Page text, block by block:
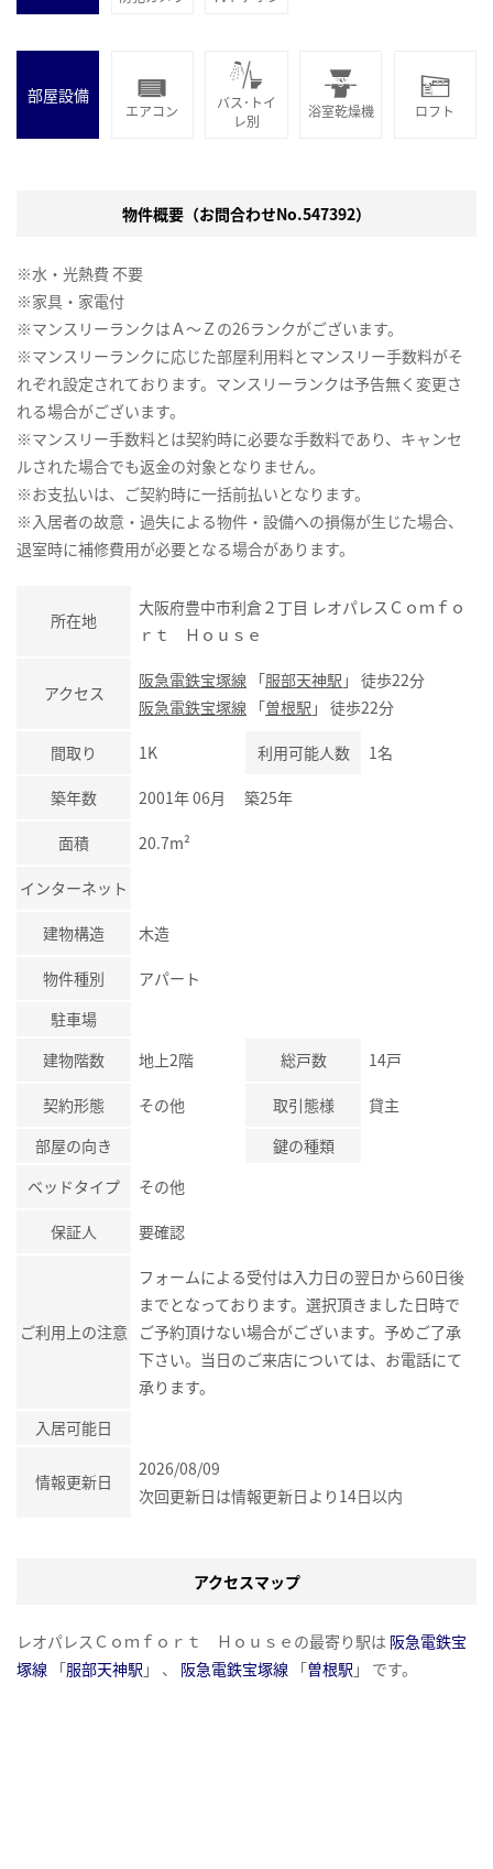
部屋設備
エアコン
バス･トイ
レ別
浴室乾燥機 ロフト
物件概要（お問合わせNo.547392）
※水・光熱費 不要
※家具・家電付
※マンスリーランクはＡ～Ｚの26ランクがございます。
※マンスリーランクに応じた部屋利用料とマンスリー手数料がそ
れぞれ設定されております。マンスリーランクは予告無く変更さ
れる場合がございます。
※マンスリー手数料とは契約時に必要な手数料であり、キャンセ
ルされた場合でも返金の対象となりません。
※お支払いは、ご契約時に一括前払いとなります。
※入居者の故意・過失による物件・設備への損傷が生じた場合、
退室時に補修費用が必要となる場合があります。
所在地
大阪府豊中市利倉２丁目 レオパレスＣｏｍｆｏ
ｒｔ Ｈｏｕｓｅ
アクセス
阪急電鉄宝塚線 「服部天神駅 」 徒歩22分
阪急電鉄宝塚線 「曽根駅 」 徒歩22分
間取り 1K 利用可能人数 1名
築年数 2001年 06月 築25年
面積 20.7m²
インターネット
建物構造 木造
物件種別
アパート
駐車場
建物階数
地上2階 総戸数 14戸
契約形態 その他 取引態様
貸主
部屋の向き
鍵の種類
ベッドタイプ
その他
保証人 要確認
ご利用上の注意
フォームによる受付は入力日の翌日から60日後
までとなっております。選択頂きました日時で
ご予約頂けない場合がございます。予めご了承
下さい。当日のご来店については、お電話にて
承ります。
入居可能日
情報更新日
2026/08/09
次回更新日は情報更新日より14日以内
アクセスマップ
レオパレスＣｏｍｆｏｒｔ Ｈｏｕｓｅの最寄り駅は 阪急電鉄宝
塚線 「服部天神駅 」 、 阪急電鉄宝塚線 「曽根駅 」 です。